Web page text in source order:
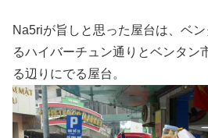
Na5riが旨しと思った屋台は、ベ
るハイバーチュン通りとベンタン
る辺りにでる屋台。